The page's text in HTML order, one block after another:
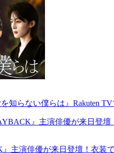
知らない僕らは』Rakuten
』主演俳優が来日登壇！衣装